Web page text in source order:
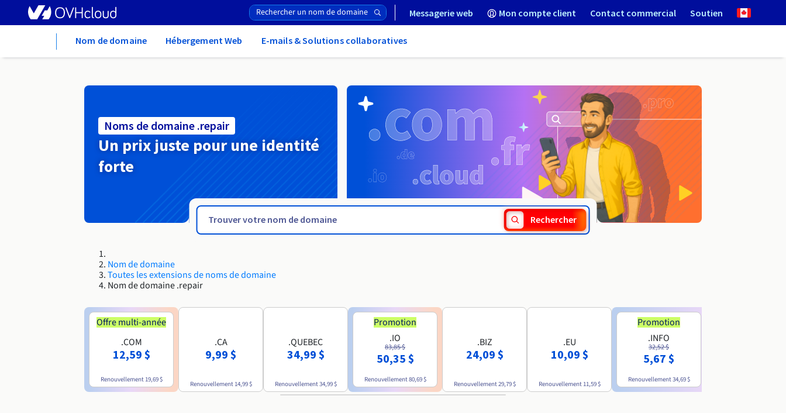
Messagerie web Mon compte client Contact commercial Soutien
Nom de domaine Hébergement Web E-mails & Solutions collaboratives
Noms de domaine .repair
Un prix juste pour une identité
forte
Rechercher
Nom de domaine
Toutes les extensions de noms de domaine
Nom de domaine .repair
Offre multi-année
.COM
12,59 $
Renouvellement 19,69 $
.CA
9,99 $
Renouvellement 14,99 $
.QUEBEC
34,99 $
Renouvellement34,99 $
Promotion
.IO
83,85 $
50,35 $
Renouvellement80,69 $
.BIZ
24,09 $
Renouvellement29,79 $
.EU
10,09 $
Renouvellement 11,59 $
Promotion
.INFO
32,52 $
5,67 $
Renouvellement34,69 $